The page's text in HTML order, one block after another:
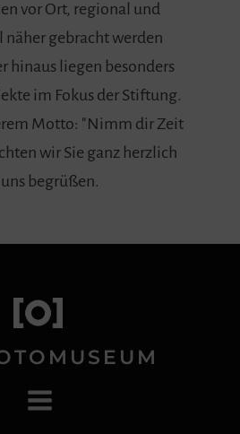
vor Ort, regional und
näher gebracht werden
hinaus liegen besonders
im Fokus der Stiftung.
Motto: "Nimm dir Zeit
wir Sie ganz herzlich
begrüßen.